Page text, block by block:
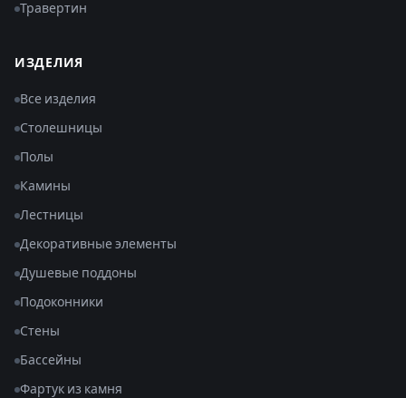
Травертин
ИЗДЕЛИЯ
Все изделия
Столешницы
Полы
Камины
Лестницы
Декоративные элементы
Душевые поддоны
Подоконники
Стены
Бассейны
Фартук из камня